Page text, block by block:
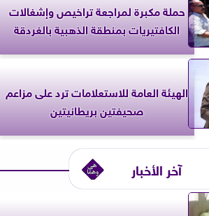
حملة مكبرة لمراجعة تراخيص وإشغالات
الكافتيريات بمنطقة الذهبية بالغردقة
الهيئة العامة للاستعلامات ترد على مزاعم
صحيفتين بريطانيتين
آخر الأخبار